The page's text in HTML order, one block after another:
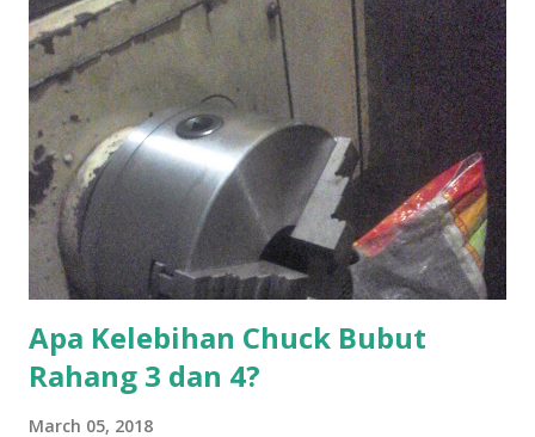
Apa Kelebihan Chuck Bubut
Rahang 3 dan 4?
March 05, 2018